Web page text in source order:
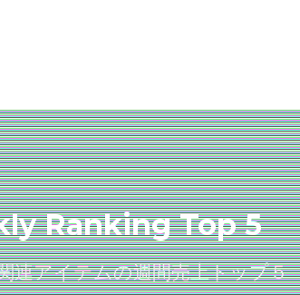
Ranking Top 5
連アイテムの週間売上トップ５